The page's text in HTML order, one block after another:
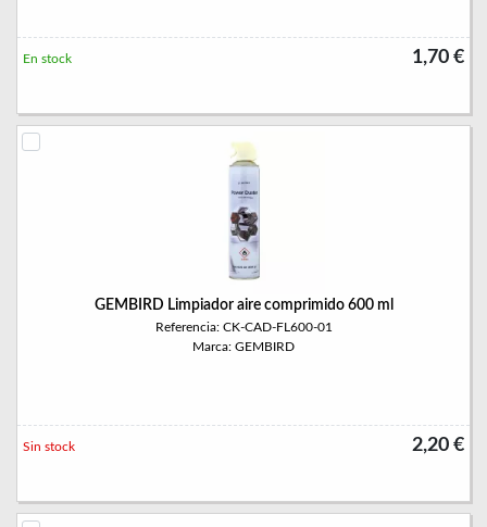
1,70 €
En stock
GEMBIRD Limpiador aire comprimido 600 ml
Referencia: CK-CAD-FL600-01
Marca: GEMBIRD
2,20 €
Sin stock